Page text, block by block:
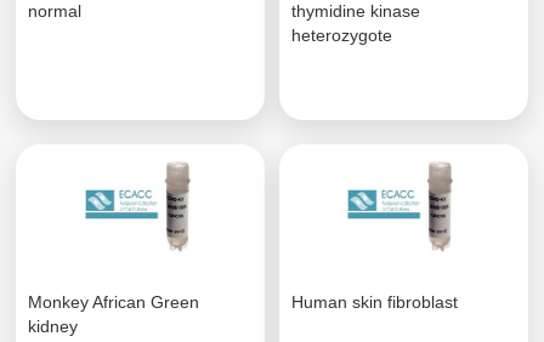
normal
thymidine kinase
heterozygote
Monkey African Green
kidney
Human skin fibroblast